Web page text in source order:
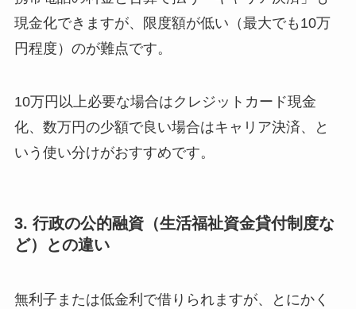
現金化できますが、限度額が低い（最大でも10万
円程度）のが難点です。
10万円以上必要な場合はクレジットカード現金
化、数万円の少額で良い場合はキャリア決済、と
いう使い分けがおすすめです。
3. 行政の公的融資（生活福祉資金貸付制度な
ど）との違い
無利子または低金利で借りられますが、とにかく